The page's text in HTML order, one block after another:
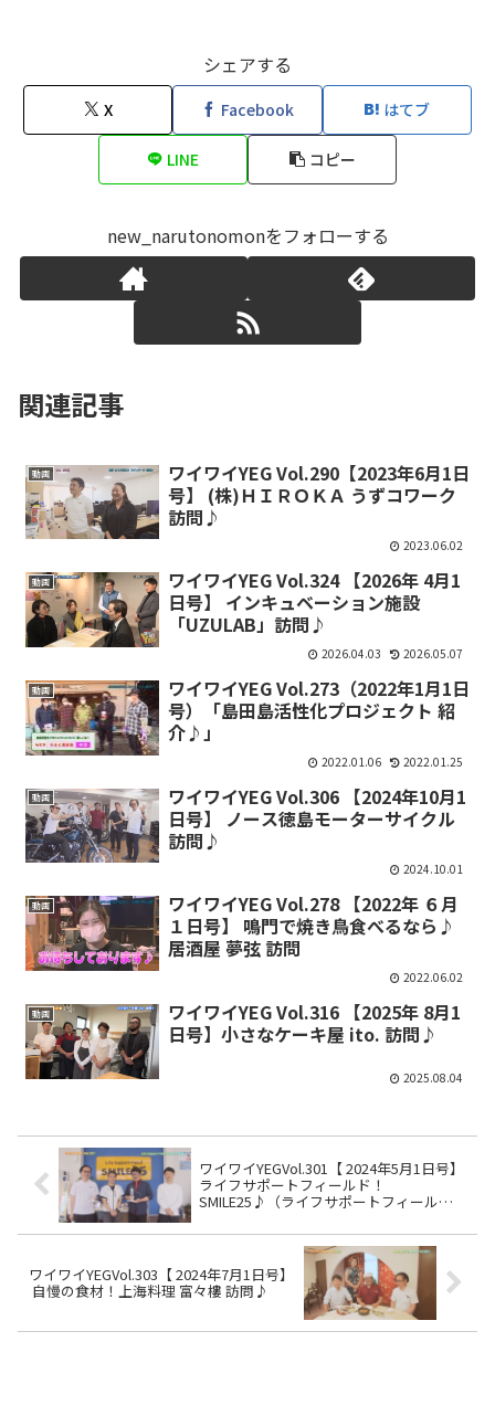
シェアする
X Facebook はてブ
LINE コピー
new_narutonomonをフォローする
関連記事
動画
ワイワイYEG Vol.290【2023年6月1日
号】 (株)ＨＩＲＯＫＡ うずコワーク
訪問♪
2023.06.02
動画
ワイワイYEG Vol.324 【2026年 4月1
日号】 インキュベーション施設
「UZULAB」訪問♪
2026.04.03 2026.05.07
動画
ワイワイYEG Vol.273（2022年1月1日
号）「島田島活性化プロジェクト 紹
介♪」
2022.01.06 2022.01.25
動画
ワイワイYEG Vol.306 【2024年10月1
日号】 ノース徳島モーターサイクル
訪問♪
2024.10.01
動画
ワイワイYEG Vol.278 【2022年 ６月
１日号】 鳴門で焼き鳥食べるなら♪
居酒屋 夢弦 訪問
2022.06.02
動画
ワイワイYEG Vol.316 【2025年 8月1
日号】小さなケーキ屋 ito. 訪問♪
2025.08.04
ワイワイYEGVol.301【 2024年5月1日号】
ライフサポートフィールド！
SMILE25♪（ライフサポートフィール
ワイワイYEGVol.303【 2024年7月1日号】
自慢の食材！上海料理 富々樓 訪問♪